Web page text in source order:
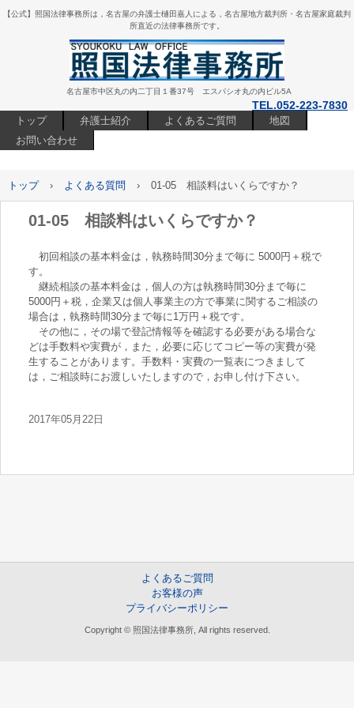
【公式】照国法律事務所は，名古屋の弁護士樋田嘉人による，名古屋地方裁判所・名古屋家庭裁判
所直近の法律事務所です。
名古屋市中区丸の内二丁目１番37号 エスパシオ丸の内ビル5A
TEL.052-223-7830
トップ 弁護士紹介 よくあるご質問
地図
お問い合わせ
トップ › よくある質問 › 01-05 相談料はいくらですか？
01-05 相談料はいくらですか？
初回相談の基本料金は，執務時間30分まで毎に 5000円＋税で
す。
継続相談の基本料金は，個人の方は執務時間30分まで毎に
5000円＋税，企業又は個人事業主の方で事業に関するご相談の
場合は，執務時間30分まで毎に1万円＋税です。
その他に，その場で登記情報等を確認する必要がある場合な
どは手数料や実費が，また，必要に応じてコピー等の実費が発
生することがあります。手数料・実費の一覧表につきまして
は，ご相談時にお渡しいたしますので，お申し付け下さい。
2017年05月22日
よくあるご質問
お客様の声
プライバシーポリシー
Copyright © 照国法律事務所, All rights reserved.